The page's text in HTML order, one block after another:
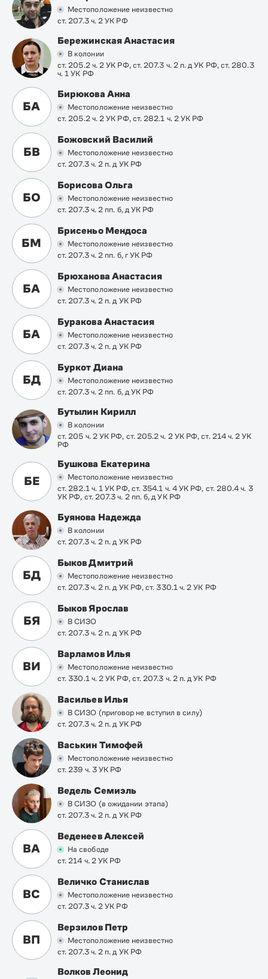
Местоположение неизвестно
ст. 207.3 ч. 2 УК РФ
Бережинская Анастасия
В колонии
ст. 205.2 ч. 2 УК РФ, ст. 207.3 ч. 2 п. д УК РФ, ст. 280.3
ч. 1 УК РФ
БА
Бирюкова Анна
Местоположение неизвестно
ст. 205.2 ч. 2 УК РФ, ст. 282.1 ч. 2 УК РФ
БВ
Божовский Василий
Местоположение неизвестно
ст. 207.3 ч. 2 п. д УК РФ
БО
Борисова Ольга
Местоположение неизвестно
ст. 207.3 ч. 2 пп. б, д УК РФ
БМ
Брисеньо Мендоса
Местоположение неизвестно
ст. 207.3 ч. 2 пп. б, г УК РФ
БА
Брюханова Анастасия
Местоположение неизвестно
ст. 207.3 ч. 2 п. д УК РФ
БА
Буракова Анастасия
Местоположение неизвестно
ст. 207.3 ч. 2 п. д УК РФ
БД
Буркот Диана
Местоположение неизвестно
ст. 207.3 ч. 2 пп. б, д УК РФ
Бутылин Кирилл
В колонии
ст. 205 ч. 2 УК РФ, ст. 205.2 ч. 2 УК РФ, ст. 214 ч. 2 УК
РФ
БЕ
Бушкова Екатерина
Местоположение неизвестно
ст. 282.1 ч. 1 УК РФ, ст. 354.1 ч. 4 УК РФ, ст. 280.4 ч. 3
УК РФ, ст. 207.3 ч. 2 пп. б, д УК РФ
Буянова Надежда
В колонии
ст. 207.3 ч. 2 п. д УК РФ
БД
Быков Дмитрий
Местоположение неизвестно
ст. 207.3 ч. 2 п. д УК РФ, ст. 330.1 ч. 2 УК РФ
БЯ
Быков Ярослав
В СИЗО
ст. 207.3 ч. 2 п. д УК РФ
ВИ
Варламов Илья
Местоположение неизвестно
ст. 330.1 ч. 2 УК РФ, ст. 207.3 ч. 2 п. д УК РФ
Васильев Илья
В СИЗО (приговор не вступил в силу)
ст. 207.3 ч. 2 п. д УК РФ
Васькин Тимофей
Местоположение неизвестно
ст. 239 ч. 3 УК РФ
Ведель Семиэль
В СИЗО (в ожидании этапа)
ст. 207.3 ч. 2 п. д УК РФ
ВА
Веденеев Алексей
На свободе
ст. 214 ч. 2 УК РФ
ВС
Величко Станислав
Местоположение неизвестно
ст. 207.3 ч. 2 УК РФ
ВП
Верзилов Петр
Местоположение неизвестно
ст. 207.3 ч. 2 п. д УК РФ
Волков Леонид